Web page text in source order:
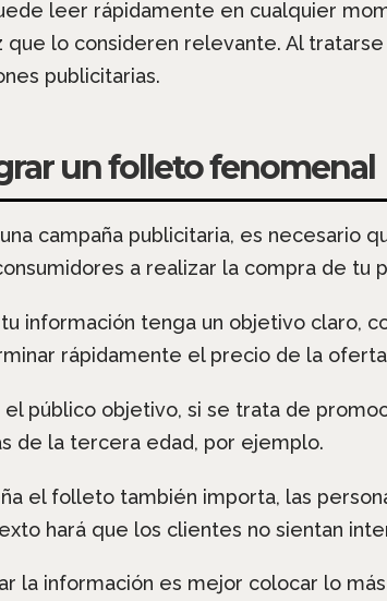
leer rápidamente en cualquier
lo consideren relevante. Al
publicitarias.
un folleto fenomenal
campaña publicitaria, es necesario
a realizar la compra de tu
información tenga un objetivo claro,
rápidamente el precio de la
público objetivo, si se trata de
de la tercera edad, por ejemplo.
el folleto también importa, las
hará que los clientes no sientan
la información es mejor colocar lo